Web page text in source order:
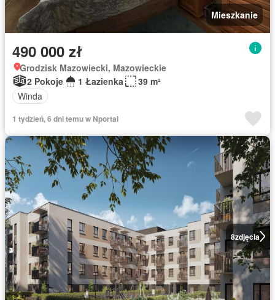
Mieszkanie
490 000 zł
Grodzisk Mazowiecki, Mazowieckie
2 Pokoje
1 Łazienka
39 m²
Winda
1 tydzień, 6 dni temu w Nportal
8zdjęcia